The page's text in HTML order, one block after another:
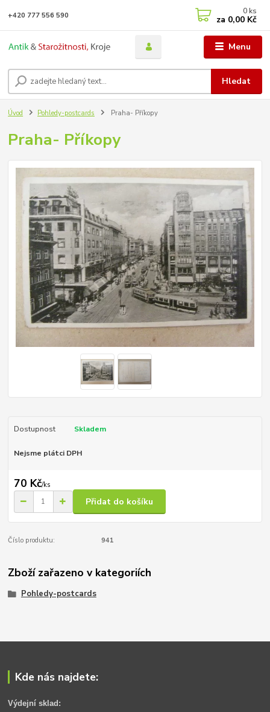
Menu
Hledat
+420 777 556 590 0 ks
za 0,00 Kč
Úvod Pohledy-postcards Praha- Příkopy
Praha- Příkopy
Dostupnost Skladem
Nejsme plátci DPH
70 Kč/ks
Přidat do košíku
Číslo produktu: 941
Zboží zařazeno v kategoriích
Pohledy-postcards
Kde nás najdete:
Výdejní sklad: